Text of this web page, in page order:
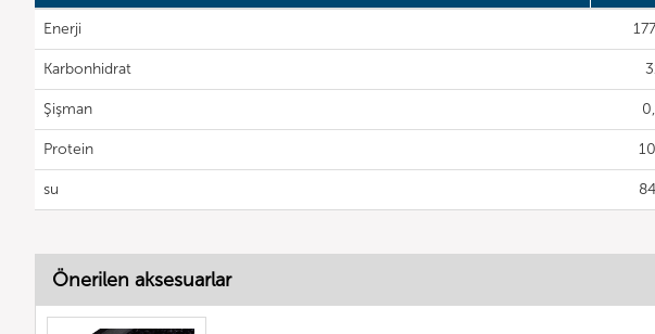
Enerji
Karbonhidrat
Şişman
Protein
su
Önerilen aksesuarlar